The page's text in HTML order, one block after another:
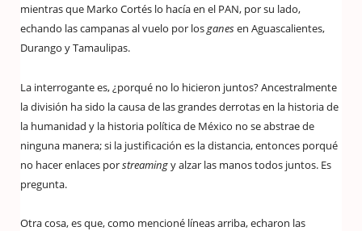
mientras que Marko Cortés lo hacía en el PAN, por su lado,
echando las campanas al vuelo por losganesen Aguascalientes,
Durango y Tamaulipas.
La interrogante es, ¿porqué no lo hicieron juntos? Ancestralmente
la división ha sido la causa de las grandes derrotas en la historia de
la humanidad y la historia política de México no se abstrae de
ninguna manera; si la justificación es la distancia, entonces porqué
no hacer enlaces porstreamingy alzar las manos todos juntos. Es
pregunta.
Otra cosa, es que, como mencioné líneas arriba, echaron las